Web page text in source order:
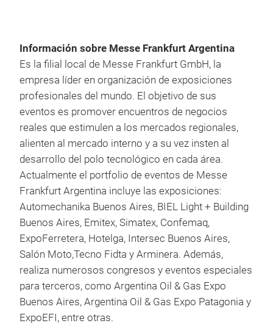
Información sobre Messe Frankfurt Argentina
Es la filial local de Messe Frankfurt GmbH, la
empresa líder en organización de exposiciones
profesionales del mundo. El objetivo de sus
eventos es promover encuentros de negocios
reales que estimulen a los mercados regionales,
alienten al mercado interno y a su vez insten al
desarrollo del polo tecnológico en cada área.
Actualmente el portfolio de eventos de Messe
Frankfurt Argentina incluye las exposiciones:
Automechanika Buenos Aires, BIEL Light + Building
Buenos Aires, Emitex, Simatex, Confemaq,
ExpoFerretera, Hotelga, Intersec Buenos Aires,
Salón Moto,Tecno Fidta y Arminera. Además,
realiza numerosos congresos y eventos especiales
para terceros, como Argentina Oil & Gas Expo
Buenos Aires, Argentina Oil & Gas Expo Patagonia y
ExpoEFI, entre otras.